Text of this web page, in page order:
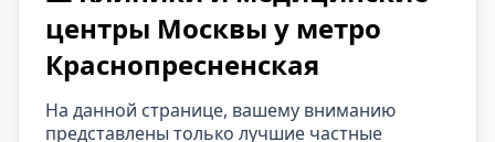
центры Москвы у метро
Краснопресненская
На данной странице, вашему вниманию
представлены только лучшие частные